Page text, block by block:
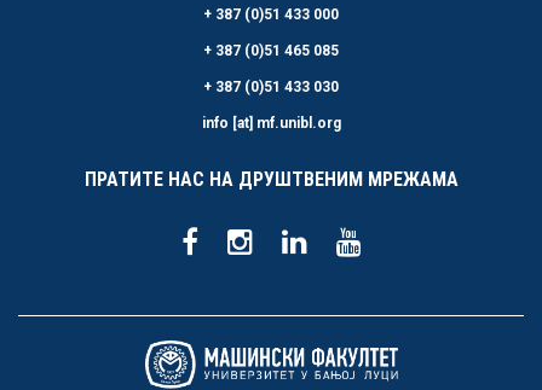
+ 387 (0)51 433 000
+ 387 (0)51 465 085
+ 387 (0)51 433 030
info [at] mf.unibl.org
ПРАТИТЕ НАС НА ДРУШТВЕНИМ МРЕЖАМА